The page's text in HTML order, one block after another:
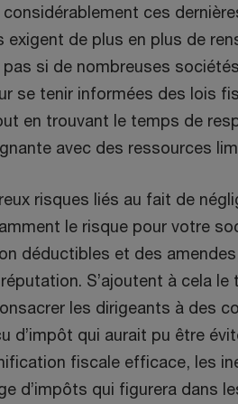
ces
exigent de plus en plus de
pas si de nombreuses
se tenir informées des lois
en trouvant le temps de
avec des ressources
risques liés au fait de
le risque pour votre
déductibles et des
S’ajoutent à cela le
les dirigeants à des
d’impôt qui aurait pu être
fiscale efficace, les
d’impôts qui figurera dans